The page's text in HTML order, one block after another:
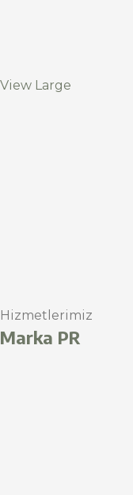
View Large
Hizmetlerimiz
Marka PR